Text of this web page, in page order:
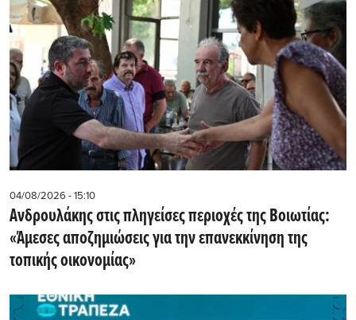
04/08/2026 - 15:10
Ανδρουλάκης στις πληγείσες περιοχές της Βοιωτίας:
«Άμεσες αποζημιώσεις για την επανεκκίνηση της
τοπικής οικονομίας»